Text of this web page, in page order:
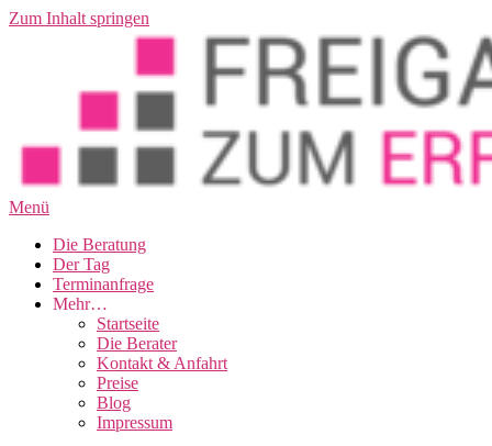
Zum Inhalt springen
Menü
Die Beratung
Der Tag
Terminanfrage
Mehr…
Startseite
Die Berater
Kontakt & Anfahrt
Preise
Blog
Impressum